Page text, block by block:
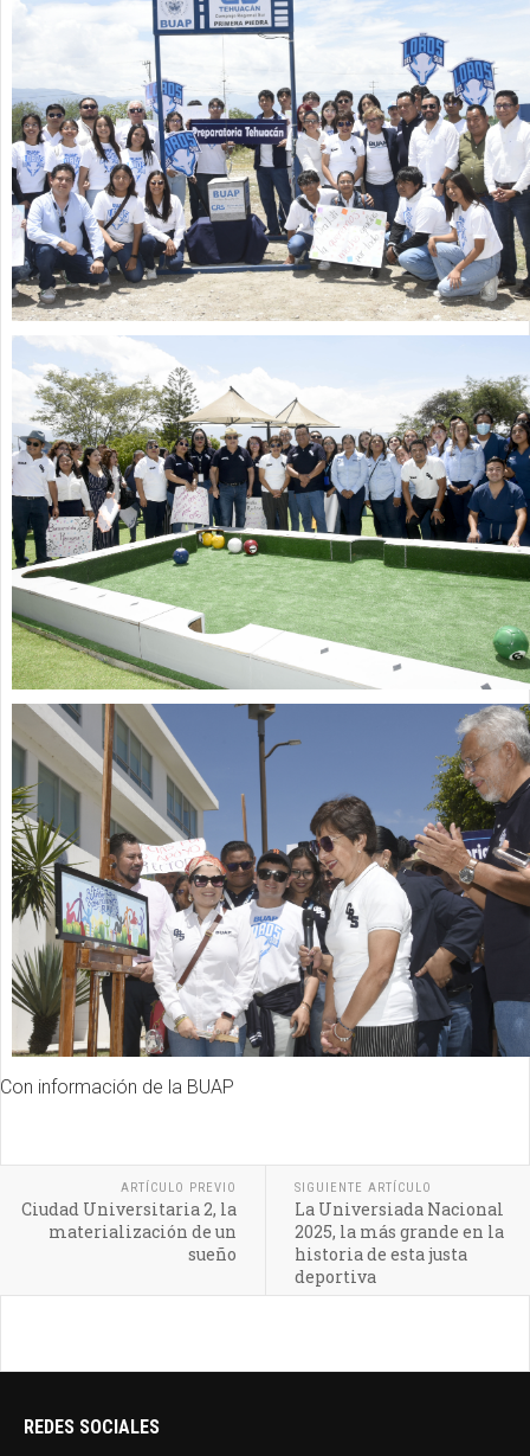
Con información de la BUAP
ARTÍCULO PREVIO
Ciudad Universitaria 2, la
materialización de un
sueño
SIGUIENTE ARTÍCULO
La Universiada Nacional
2025, la más grande en la
historia de esta justa
deportiva
REDES SOCIALES